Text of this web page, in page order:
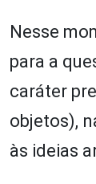
Nesse
para a
caráter
objetos),
às ideias